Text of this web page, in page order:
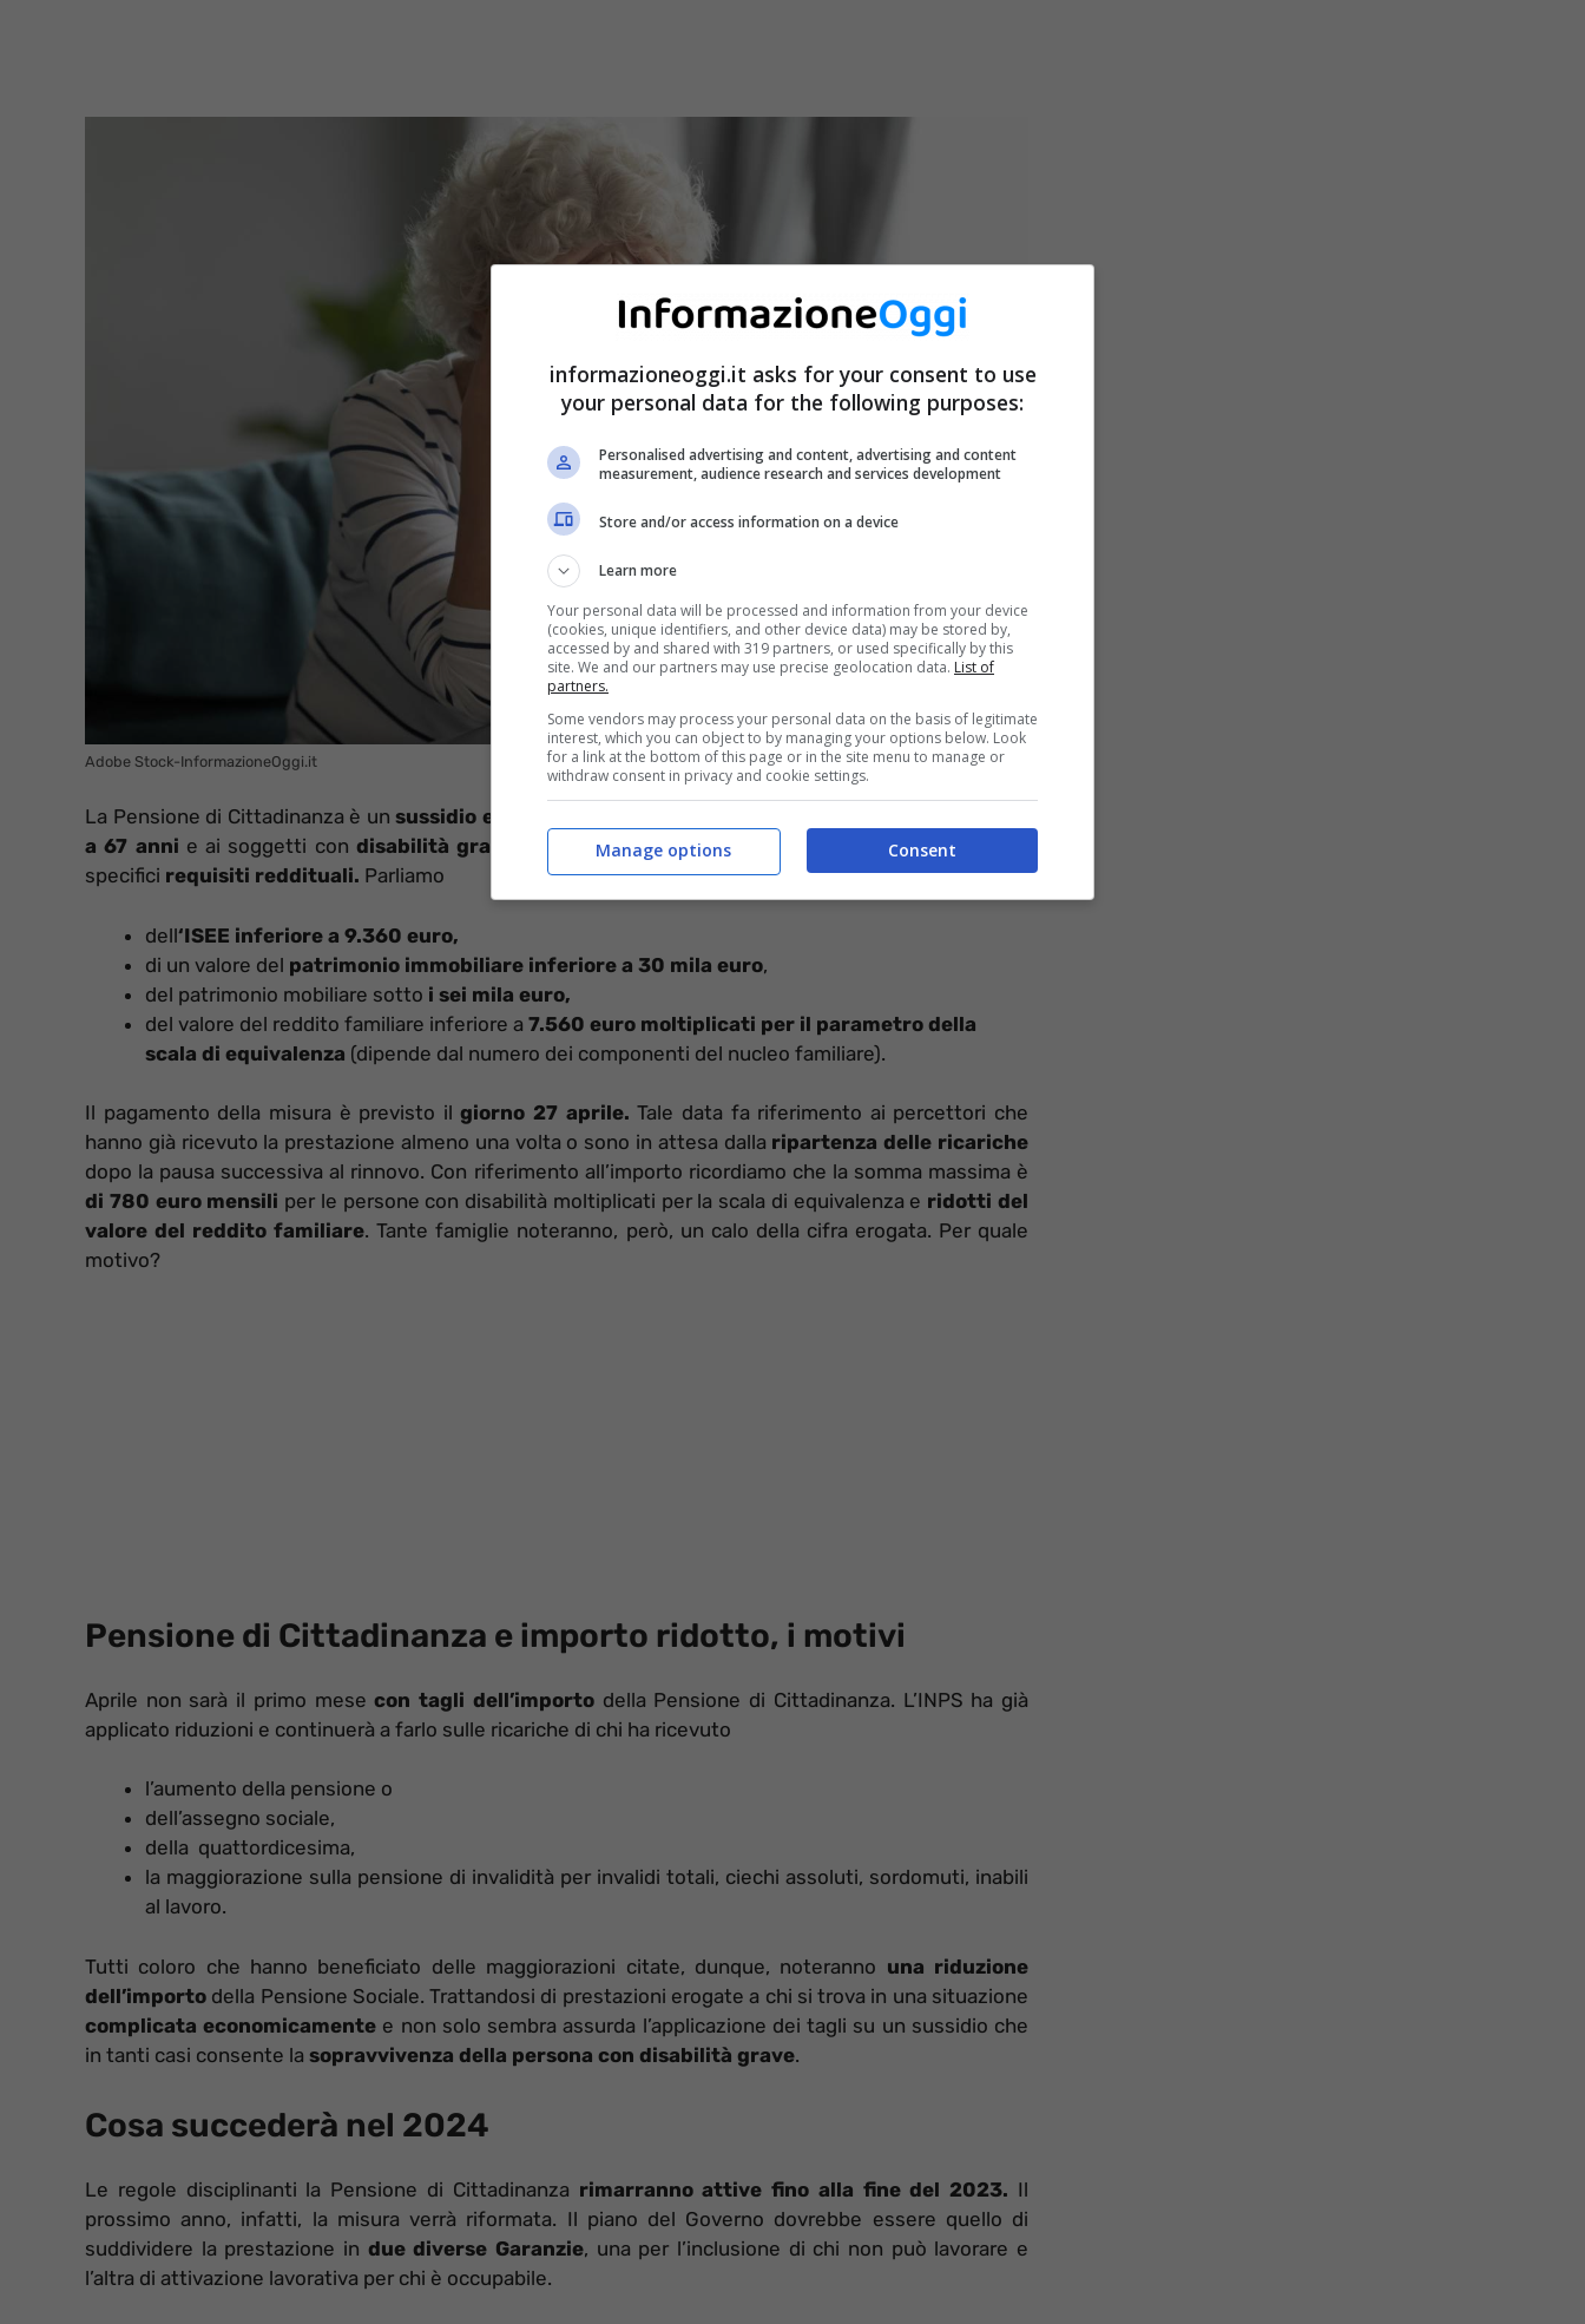
Adobe Stock-InformazioneOggi.it
La Pensione di Cittadinanza è un sussidio economico
a 67 anni e ai soggetti con disabilità grave
o in condizione di non autosufficienza che rispettano
specifici requisiti reddituali. Parliamo
dell‘ISEE inferiore a 9.360 euro,
di un valore del patrimonio immobiliare inferiore a 30 mila euro,
del patrimonio mobiliare sotto i sei mila euro,
del valore del reddito familiare inferiore a 7.560 euro moltiplicati per il parametro della
scala di equivalenza (dipende dal numero dei componenti del nucleo familiare).
Il pagamento della misura è previsto il giorno 27 aprile. Tale data fa riferimento ai percettori che
hanno già ricevuto la prestazione almeno una volta o sono in attesa dalla ripartenza delle ricariche
dopo la pausa successiva al rinnovo. Con riferimento all’importo ricordiamo che la somma massima è
di 780 euro mensili per le persone con disabilità moltiplicati per la scala di equivalenza e ridotti del
valore del reddito familiare. Tante famiglie noteranno, però, un calo della cifra erogata. Per quale
motivo?
Pensione di Cittadinanza e importo ridotto, i motivi
Aprile non sarà il primo mesecon tagli dell’importodella Pensione di Cittadinanza. L’INPS ha già
applicato riduzioni e continuerà a farlo sulle ricariche di chi ha ricevuto
l’aumento della pensione o
dell’assegno sociale,
della quattordicesima,
la maggiorazione sulla pensione di invalidità per invalidi totali, ciechi assoluti, sordomuti, inabili
al lavoro.
Tutti coloro che hanno beneficiato delle maggiorazioni citate, dunque, noteranno una riduzione
dell’importo della Pensione Sociale. Trattandosi di prestazioni erogate a chi si trova in una situazione
complicata economicamente e non solo sembra assurda l’applicazione dei tagli su un sussidio che
in tanti casi consente la sopravvivenza della persona con disabilità grave.
Cosa succederà nel 2024
Le regole disciplinanti la Pensione di Cittadinanza rimarranno attive fino alla fine del 2023. Il
prossimo anno, infatti, la misura verrà riformata. Il piano del Governo dovrebbe essere quello di
suddividere la prestazione in due diverse Garanzie, una per l’inclusione di chi non può lavorare e
l’altra di attivazione lavorativa per chi è occupabile.
informazioneoggi.it asks for your consent to use
your personal data for the following purposes:
Personalised advertising and content, advertising and content
measurement, audience research and services development
Store and/or access information on a device
Learn more
Your personal data will be processed and information from your device
(cookies, unique identifiers, and other device data) may be stored by,
accessed by and shared with 319 partners, or used specifically by this
site. We and our partners may use precise geolocation data. List of
partners.
Some vendors may process your personal data on the basis of legitimate
interest, which you can object to by managing your options below. Look
for a link at the bottom of this page or in the site menu to manage or
withdraw consent in privacy and cookie settings.
Consent
Manage options